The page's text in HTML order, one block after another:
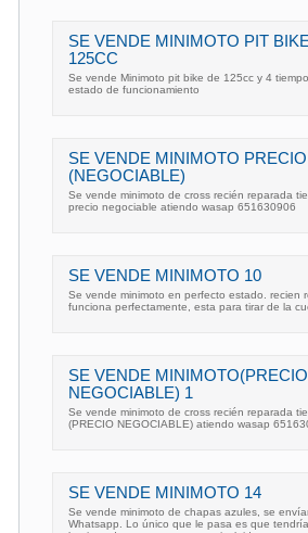
SE VENDE MINIMOTO PIT BIKE
125CC
Se vende Minimoto pit bike de 125cc y 4
estado de funcionamiento
SE VENDE MINIMOTO PRECIO
(NEGOCIABLE)
Se vende minimoto de cross recién reparada
precio negociable atiendo wasap 651630906
SE VENDE MINIMOTO 10
Se vende minimoto en perfecto estado. recien
funciona perfectamente, esta para tirar de la
SE VENDE MINIMOTO(PRECIO
NEGOCIABLE) 1
Se vende minimoto de cross recién reparada
(PRECIO NEGOCIABLE) atiendo wasap
SE VENDE MINIMOTO 14
Se vende minimoto de chapas azules, se
Whatsapp. Lo único que le pasa es que